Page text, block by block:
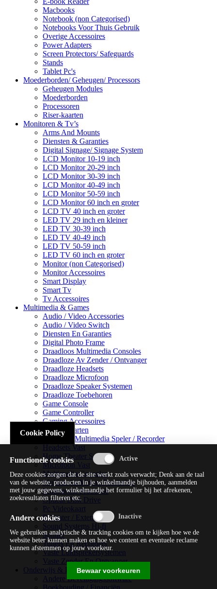
Macbooks
Notebook (non Categorised)
Notebooks Voor Thuis Gebruik
Overige Accessoires
Power Adapters
Screen Protectors/ Safeguards
Stands
Tablet Pc's
Moederborden/ Geheugen/ Processors
Geheugen Modules
Moederborden
Processoren
Riser-kaarten
Monitoren & Tv’s
Arms And Mounts
Diensten & Garanties
Digital Signage/ Signage System
LCD Monitor 10-19 inch
LCD Monitor 20-29 inch
LCD Monitor 30-39 inch
LCD Monitor 40-49 inch
LCD Monitor 50-59 inch
LCD Monitor 60 inch en groter
LCD TV 40 inch en groter
LED TV 29 inch en kleiner
LED TV 30-39 inch
LED TV 40-49 inch
LED TV 50-59 inch
LED TV 60 inch en groter
Monitor (non Categorised)
Monitor Accessoires
Smart Display
Smart Tv
Tv Accessoires
Multimedia & Games
Audio / Video Accessories
Audio / Video Switch
Diensten En Garanties
Digital Photo Frame
Draadloos Multimedia Consoles
Draadloze Av Zender / Ontvanger
Draadloze Headsets
Draadloze Microfoon
Draadloze Speaker Systemen
Draadloze Toebehoren
Game Console
Game Controller
Gaming Accessoires
Geluidskaarten
Handheld Multimedia Speler / Recorder
Headsets Vast
Home Theater Systems
Microfoon Vast
Multimedia Consoles
Multimedia Mixer / Versterker
Multimedia Productie
Optical Disk Drive
Pc Videokaart
Repeater / Extender
Sound Systems Hi-fi
Splitter
Tuners En Recorders
Vaste Luidsprekersystemen
Vaste Zender En Ontvanger
Onderwijs & Recreatie
Andere Beveiligingssoftware
Cookie Policy
Functionele cookies
Deze cookies zorgen dat de site werkt zoals verwacht; Denk aan de taal
van de website, producten in je winkelmandje bijhouden, aanmelden
met jouw gegevens, winkelmandje het formulier bij het afrekenen,
zoekresultaten filteren etc.
Andere cookies
We gebruiken analytische & tracking cookies om te kijken hoe we de
website beter kunnen maken en hoe we content en eventuele reclame
kunnen afstemmen op jouw voorkeur.
Bewaar voorkeuren